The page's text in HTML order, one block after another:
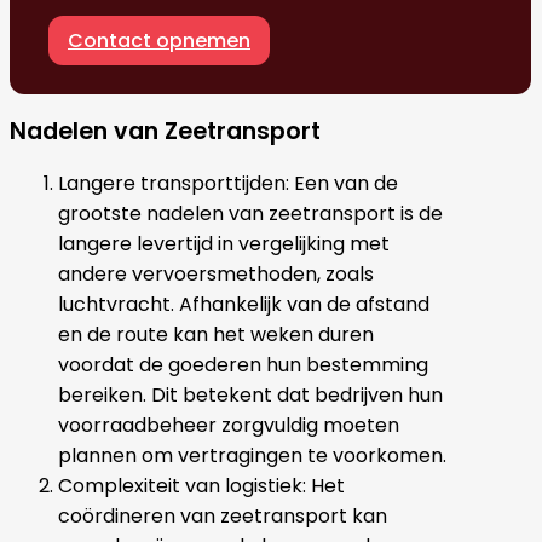
Contact opnemen
Nadelen van Zeetransport
Langere transporttijden: Een van de
grootste nadelen van zeetransport is de
langere levertijd in vergelijking met
andere vervoersmethoden, zoals
luchtvracht. Afhankelijk van de afstand
en de route kan het weken duren
voordat de goederen hun bestemming
bereiken. Dit betekent dat bedrijven hun
voorraadbeheer zorgvuldig moeten
plannen om vertragingen te voorkomen.
Complexiteit van logistiek: Het
coördineren van zeetransport kan